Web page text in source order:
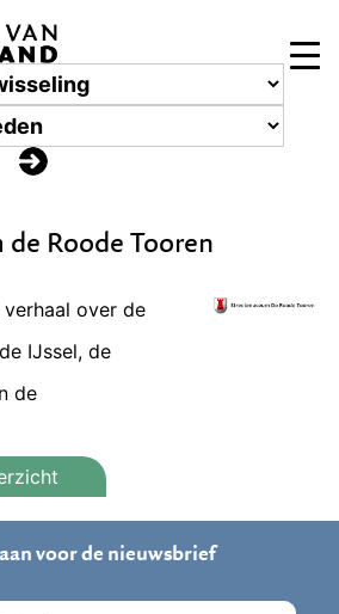
Roode Tooren
over de
IJssel, de
de
voor de nieuwsbrief